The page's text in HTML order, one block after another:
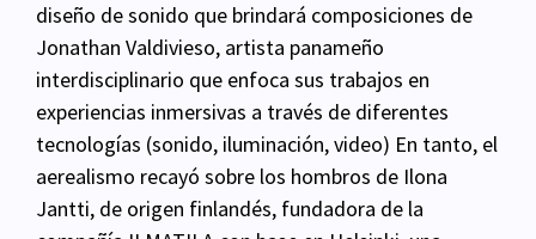
diseño de sonido que brindará composiciones de
Jonathan Valdivieso, artista panameño
interdisciplinario que enfoca sus trabajos en
experiencias inmersivas a través de diferentes
tecnologías (sonido, iluminación, video) En tanto, el
aerealismo recayó sobre los hombros de Ilona
Jantti, de origen finlandés, fundadora de la